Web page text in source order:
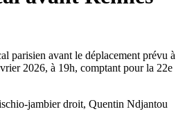
parisien avant le déplacement prévu à
2026, à 19h, comptant pour la 22e
jambier droit, Quentin Ndjantou